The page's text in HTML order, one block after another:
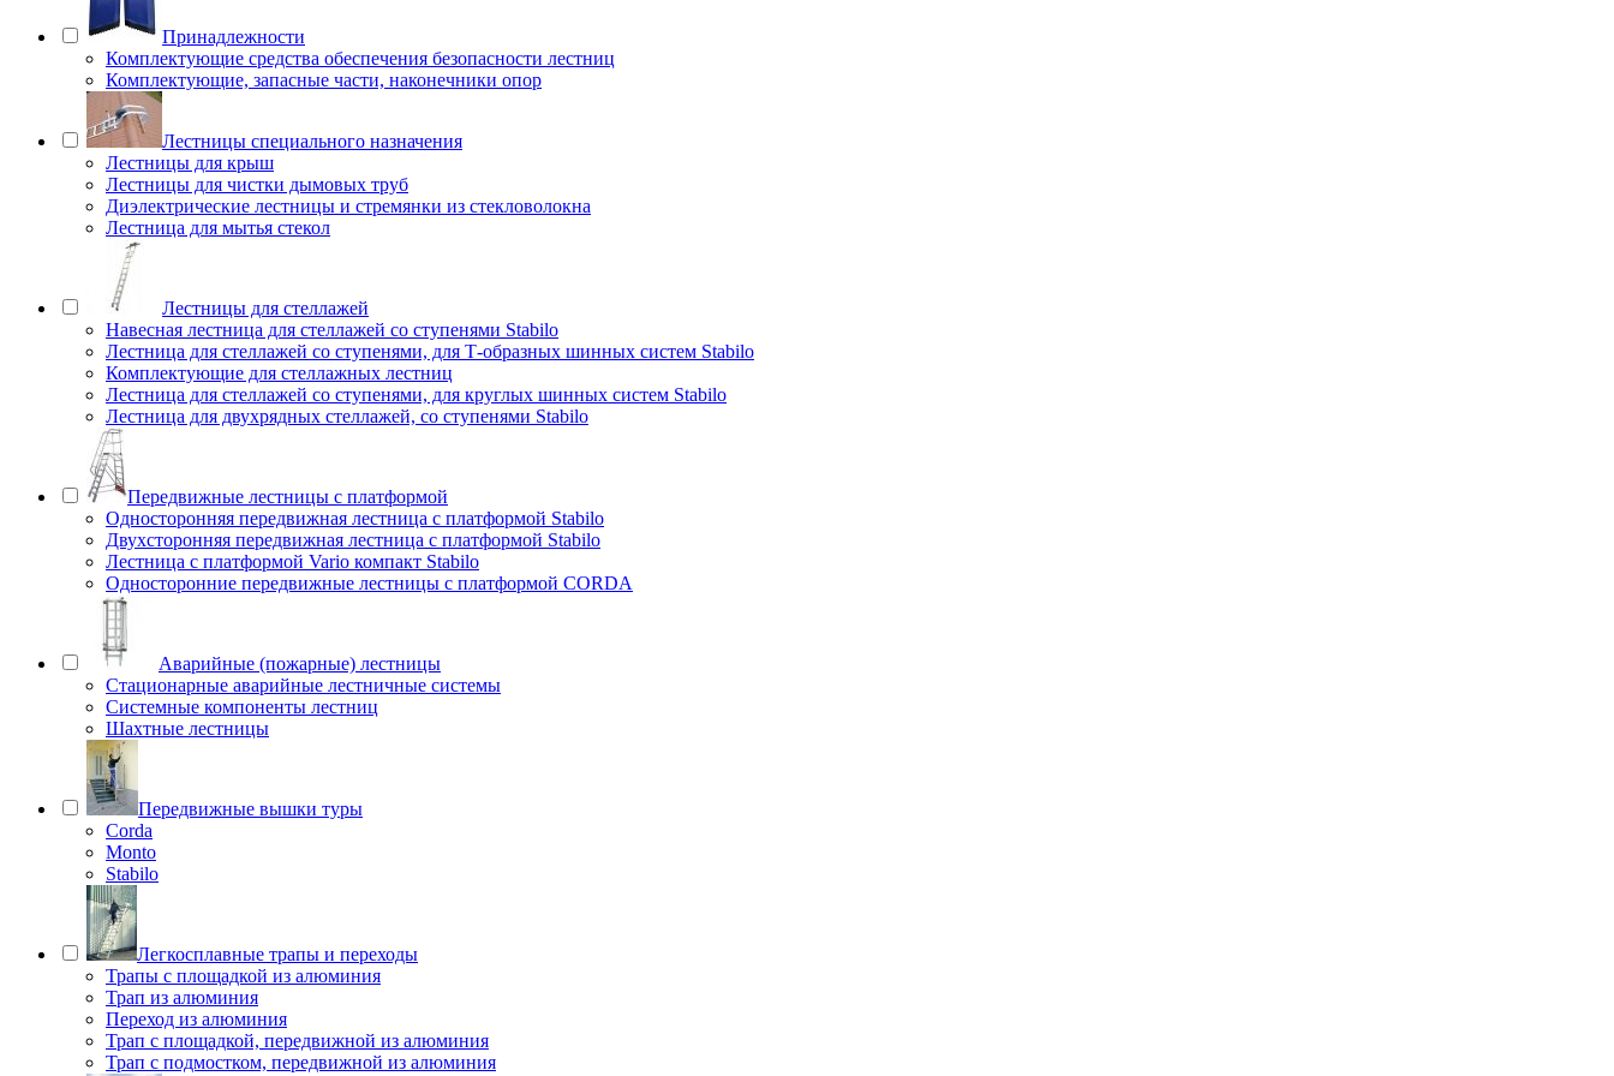
Принадлежности
Комплектующие средства обеспечения безопасности лестниц
Комплектующие, запасные части, наконечники опор
Лестницы специального назначения
Лестницы для крыш
Лестницы для чистки дымовых труб
Диэлектрические лестницы и стремянки из стекловолокна
Лестница для мытья стекол
Лестницы для стеллажей
Навесная лестница для стеллажей со ступенями Stabilo
Лестница для стеллажей со ступенями, для Т-образных шинных систем Stabilo
Комплектующие для стеллажных лестниц
Лестница для стеллажей со ступенями, для круглых шинных систем Stabilo
Лестница для двухрядных стеллажей, со ступенями Stabilo
Передвижные лестницы с платформой
Односторонняя передвижная лестница с платформой Stabilo
Двухсторонняя передвижная лестница с платформой Stabilo
Лестница с платформой Vario компакт Stabilo
Односторонние передвижные лестницы с платформой CORDA
Аварийные (пожарные) лестницы
Стационарные аварийные лестничные системы
Системные компоненты лестниц
Шахтные лестницы
Передвижные вышки туры
Corda
Monto
Stabilo
Легкосплавные трапы и переходы
Трапы с площадкой из алюминия
Трап из алюминия
Переход из алюминия
Трап с площадкой, передвижной из алюминия
Трап с подмостком, передвижной из алюминия